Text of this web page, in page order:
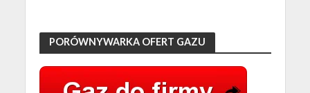
PORÓWNYWARKA OFERT GAZU